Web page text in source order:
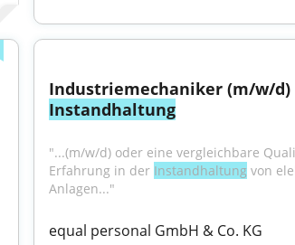
Industriemechaniker (m/w/d)
Instandhaltung
"...(m/w/d) oder eine vergleichbare
Erfahrung in der Instandhaltung von
Anlagen..."
equal personal GmbH & Co. KG